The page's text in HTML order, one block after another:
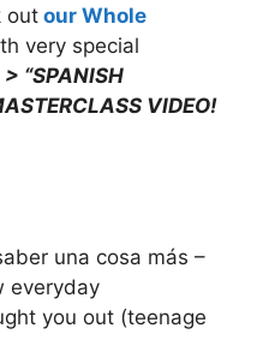
out our Whole
very special
> “SPANISH
VIDEO!
una cosa más –
everyday
you out (teenage